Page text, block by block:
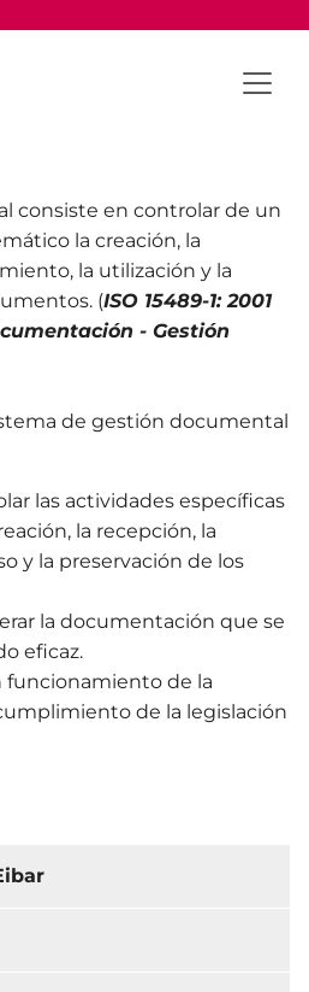
consiste en controlar de un
la creación, la
la utilización y la
(ISO 15489-1: 2001
- Gestión
de gestión documental
las actividades específicas
la recepción, la
y la preservación de los
la documentación que se
eficaz.
funcionamiento de la
de la legislación